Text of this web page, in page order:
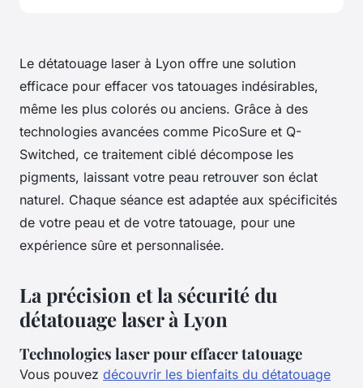
Le détatouage laser à Lyon offre une solution
efficace pour effacer vos tatouages indésirables,
même les plus colorés ou anciens. Grâce à des
technologies avancées comme PicoSure et Q-
Switched, ce traitement ciblé décompose les
pigments, laissant votre peau retrouver son éclat
naturel. Chaque séance est adaptée aux spécificités
de votre peau et de votre tatouage, pour une
expérience sûre et personnalisée.
La précision et la sécurité du
détatouage laser à Lyon
Technologies laser pour effacer tatouage
Vous pouvez découvrir les bienfaits du détatouage